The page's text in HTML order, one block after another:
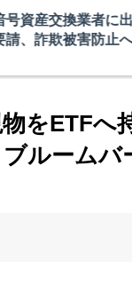
に出庫制限強化を
止へ 金融庁と警
をETFへ
ルームバ